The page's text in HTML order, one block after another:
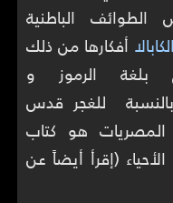
الباطنية
الكابالا أفكارها من ذلك
بلغة الرموز و
بالنسبة للغجر قدس
المصريات هو كتاب
(إقرأ أيضاً عن